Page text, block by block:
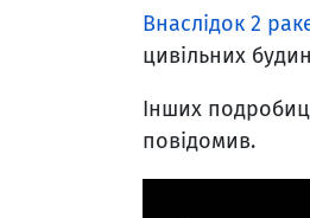
Внаслідок 2
цивільних
Інших
повідомив.